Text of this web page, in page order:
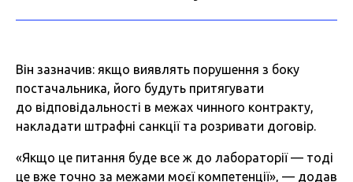
Він зазначив: якщо виявлять порушення з боку
постачальника, його будуть притягувати
до відповідальності в межах чинного контракту,
накладати штрафні санкції та розривати договір.
«Якщо це питання буде все ж до лабораторії — тоді
це вже точно за межами моєї компетенції», — додав